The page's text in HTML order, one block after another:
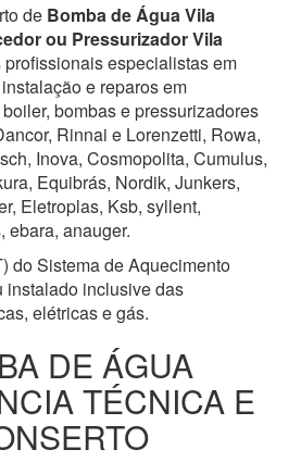
de Bomba de ÁguaVila
ou PressurizadorVila
profissionais especialistas em
e reparos em
bombas e pressurizadores
Rinnai e Lorenzetti, Rowa,
Inova, Cosmopolita, Cumulus,
Equibrás, Nordik, Junkers,
Eletroplas, Ksb, syllent,
ebara, anauger.
do Sistema de Aquecimento
instalado inclusive das
elétricas e gás.
DE ÁGUA
TÉCNICA E